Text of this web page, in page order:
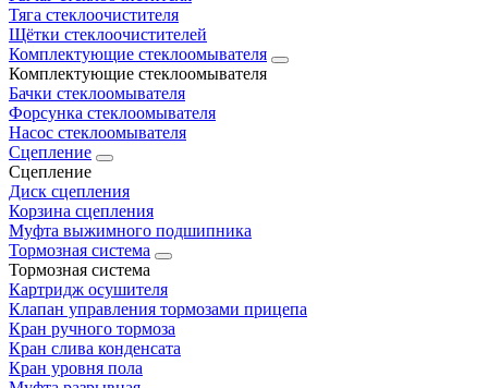
Тяга стеклоочистителя
Щётки стеклоочистителей
Комплектующие стеклоомывателя
Комплектующие стеклоомывателя
Бачки стеклоомывателя
Форсунка стеклоомывателя
Насос стеклоомывателя
Сцепление
Сцепление
Диск сцепления
Корзина сцепления
Муфта выжимного подшипника
Тормозная система
Тормозная система
Картридж осушителя
Клапан управления тормозами прицепа
Кран ручного тормоза
Кран слива конденсата
Кран уровня пола